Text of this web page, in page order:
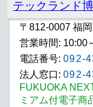
テックランド
〒812-0007 福
営業時間: 10:00
電話番号: 092-
法人窓口: 092-
FUKUOKA
ミアム付電子商